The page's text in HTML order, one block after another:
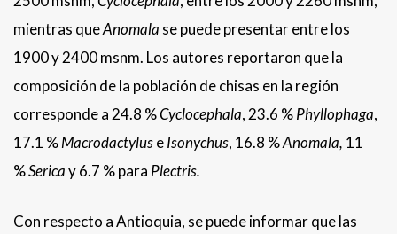
mientras queAnomala se puede presentar entre los
1900 y 2400 msnm. Los autores reportaron que la
composición de la población de chisas en la región
corresponde a 24.8 %Cyclocephala, 23.6 %Phyllophaga,
17.1 %MacrodactyluseIsonychus, 16.8 %Anomala, 11
%Sericay 6.7 % para Plectris.
Con respecto a Antioquia, se puede informar que las